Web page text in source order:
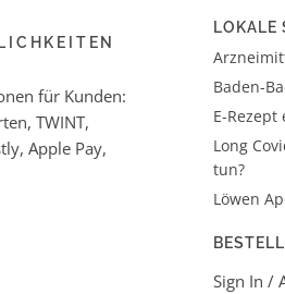
für Kunden:
TWINT,
Apple Pay,
LOKALE
Baden-
E-Rezept
Long
tun?
Löwen
Sign In /